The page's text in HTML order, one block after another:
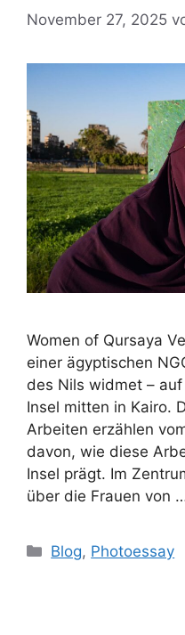
November 27, 2025
Women of Qursaya
einer ägyptischen
des Nils widmet –
Insel mitten in Kairo.
Arbeiten erzählen
davon, wie diese
Insel prägt. Im
über die Frauen von
Blog, Photoessay